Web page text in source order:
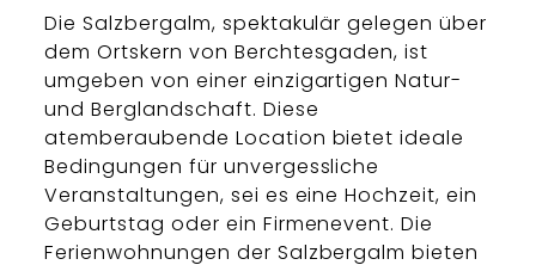
Die Salzbergalm, spektakulär gelegen über
dem Ortskern von Berchtesgaden, ist
umgeben von einer einzigartigen Natur-
und Berglandschaft. Diese
atemberaubende Location bietet ideale
Bedingungen für unvergessliche
Veranstaltungen, sei es eine Hochzeit, ein
Geburtstag oder ein Firmenevent. Die
Ferienwohnungen der Salzbergalm bieten